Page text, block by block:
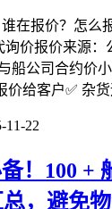
在报价？怎么
询价报价来源：
船公司合约价
价给客户✅ 杂
11-22
！100 +
，避免物